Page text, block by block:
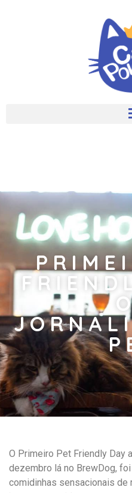
O Primeiro Pet Friendly Day
dezembro lá no BrewDog,
comidinhas sensacionais